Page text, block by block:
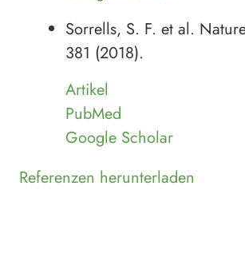
Sorrells, S. F. et al.
381 (2018).
Artikel
PubMed
Google Scholar
Referenzen herunterladen